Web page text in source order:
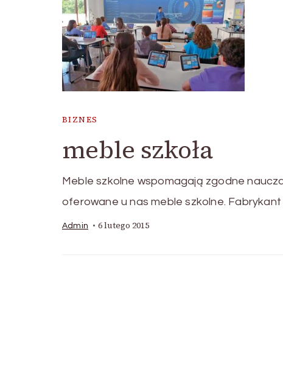
BIZNES
meble szkoła
Meble szkolne wspomagają zgodne
oferowane u nas meble szkolne.
Admin 6 lutego 2015